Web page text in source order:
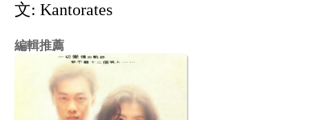
文: Kantorates
編輯推薦